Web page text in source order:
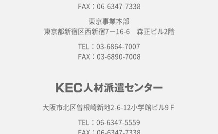
FAX：06-6347-7338
東京事業本部
東京都新宿区西新宿7－16-6 森正ビル2階
TEL：03-6864-7007
FAX：03-6890-7008
大阪市北区曽根崎新地2-6-12小学館ビル9Ｆ
TEL：06-6347-5559
FAX：06-6347-7338